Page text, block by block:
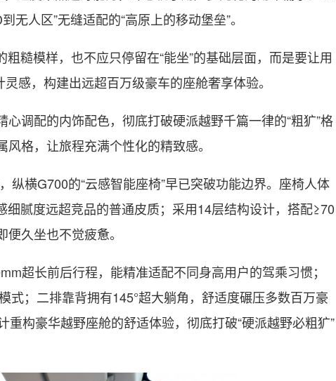
人区”无缝适配的“高原上的移动堡垒”。
糙模样，也不应只停留在“能坐”的基础层面，而是要让用
感，构建出远超百万级豪车的座舱奢享体验。
调配的内饰配色，彻底打破硬派越野千篇一律的“粗犷”格
格，让旅程充满个性化的精致感。
纵横G700的“云感智能座椅”早已突破功能边界。座椅人体
腻度远超竞品的普通皮质；采用14层结构设计，搭配≥70
久坐也不觉疲惫。
超长前后行程，能精准适配不同身高用户的驾乘习惯；
式；二排靠背拥有145°超大躺角，舒适度碾压多数百万豪
重构豪华越野座舱的舒适体验，彻底打破“硬派越野必粗犷”